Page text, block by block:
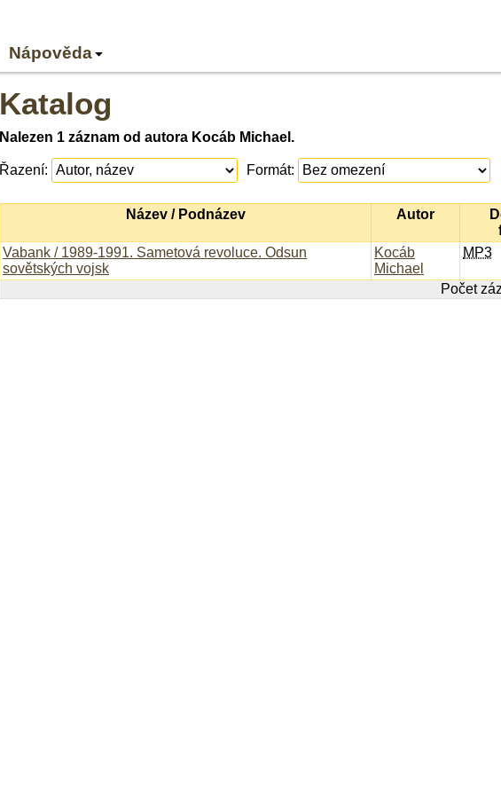
Nápověda
Katalog
Nalezen 1 záznam od autora Kocáb Michael.
Řazení: Formát:
Název / Podnázev Autor
Vabank / 1989-1991. Sametová revoluce. Odsun
sovětských vojsk
Kocáb
Michael
MP3
Počet